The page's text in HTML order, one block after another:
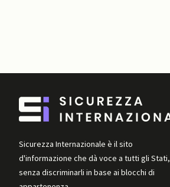
Sicurezza Internazionale è il sito
d'informazione che dà voce a tutti gli Stati,
senza discriminarli in base ai blocchi di